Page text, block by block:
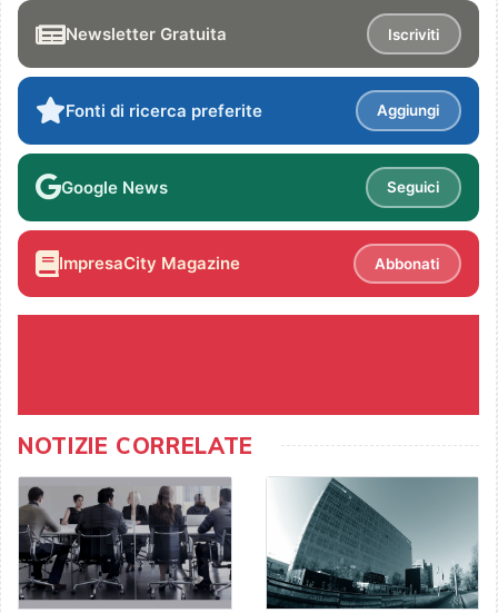
Newsletter Gratuita Iscriviti
Fonti di ricerca preferite Aggiungi
Google News Seguici
ImpresaCity Magazine Abbonati
NOTIZIE CORRELATE